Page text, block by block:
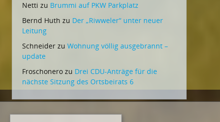
Netti zu Brummi auf PKW Parkplatz
Bernd Huth zu Der „Riwweler“ unter neuer
Leitung
Schneider zu Wohnung völlig ausgebrannt –
update
Froschonero zu Drei CDU-Anträge für die
nächste Sitzung des Ortsbeirats 6